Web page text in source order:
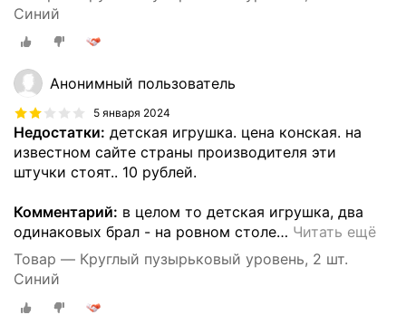
Синий
Анонимный пользователь
5 января 2024
Недостатки: детская игрушка. цена конская. на
известном сайте страны производителя эти
штучки стоят.. 10 рублей.
Комментарий: в целом то детская игрушка, два
одинаковых брал - на ровном столе… Читать ещё
Товар — Круглый пузырьковый уровень, 2 шт.
Синий